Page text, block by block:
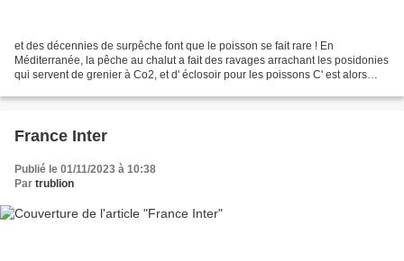
et des décennies de surpêche font que le poisson se fait rare ! En
Méditerranée, la pêche au chalut a fait des ravages arrachant les posidonies
qui servent de grenier à Co2, et d' éclosoir pour les poissons C' est alors
France Inter
Publié le 01/11/2023 à 10:38
Par trublion